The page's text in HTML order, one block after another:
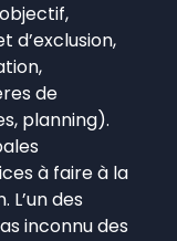
d’exclusion,
de
planning).
à faire à la
L’un des
inconnu des